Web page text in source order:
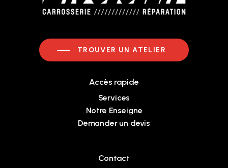
TROUVER UN ATELIER
Accès rapide
Services
Notre Enseigne
Demander un devis
Contact